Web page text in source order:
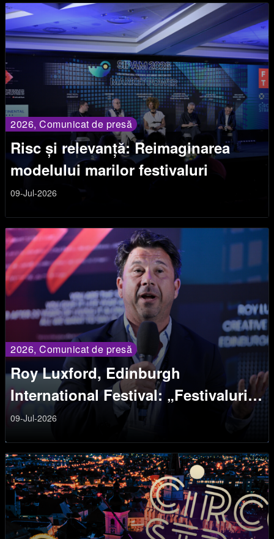
2026, Comunicat de presă
Risc și relevanță: Reimaginarea
modelului marilor festivaluri
09-Jul-2026
2026, Comunicat de presă
Roy Luxford, Edinburgh
International Festival: „Festivalurile
sunt spații ale conexiunii”
09-Jul-2026